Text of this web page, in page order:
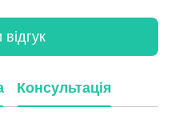
Консультація